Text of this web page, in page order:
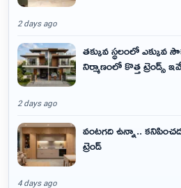
2 days ago
తక్కువ స్థలంలో ఎక్కువ
నిర్మాణంలో కొత్త ట్రెండ్స్
2 days ago
వంటగది ఉన్నా..
ట్రెండ్
4 days ago